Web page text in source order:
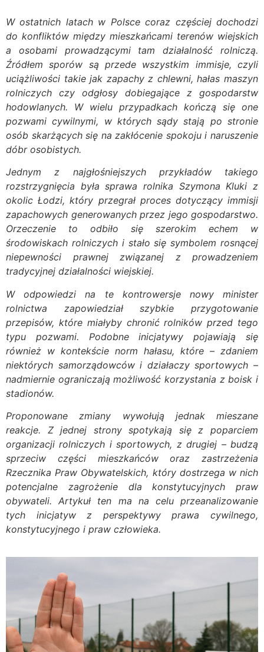
W ostatnich latach w Polsce coraz częściej dochodzi
do konfliktów między mieszkańcami terenów wiejskich
a osobami prowadzącymi tam działalność rolniczą.
Źródłem sporów są przede wszystkim immisje, czyli
uciążliwości takie jak zapachy z chlewni, hałas maszyn
rolniczych czy odgłosy dobiegające z gospodarstw
hodowlanych. W wielu przypadkach kończą się one
pozwami cywilnymi, w których sądy stają po stronie
osób skarżących się na zakłócenie spokoju i naruszenie
dóbr osobistych.
Jednym z najgłośniejszych przykładów takiego
rozstrzygnięcia była sprawa rolnika Szymona Kluki z
okolic Łodzi, który przegrał proces dotyczący immisji
zapachowych generowanych przez jego gospodarstwo.
Orzeczenie to odbiło się szerokim echem w
środowiskach rolniczych i stało się symbolem rosnącej
niepewności prawnej związanej z prowadzeniem
tradycyjnej działalności wiejskiej.
W odpowiedzi na te kontrowersje nowy minister
rolnictwa zapowiedział szybkie przygotowanie
przepisów, które miałyby chronić rolników przed tego
typu pozwami. Podobne inicjatywy pojawiają się
również w kontekście norm hałasu, które – zdaniem
niektórych samorządowców i działaczy sportowych –
nadmiernie ograniczają możliwość korzystania z boisk i
stadionów.
Proponowane zmiany wywołują jednak mieszane
reakcje. Z jednej strony spotykają się z poparciem
organizacji rolniczych i sportowych, z drugiej – budzą
sprzeciw części mieszkańców oraz zastrzeżenia
Rzecznika Praw Obywatelskich, który dostrzega w nich
potencjalne zagrożenie dla konstytucyjnych praw
obywateli. Artykuł ten ma na celu przeanalizowanie
tych inicjatyw z perspektywy prawa cywilnego,
konstytucyjnego i praw człowieka.